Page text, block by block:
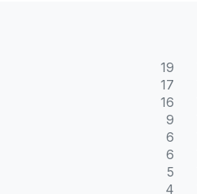
19
17
16
9
6
6
5
4